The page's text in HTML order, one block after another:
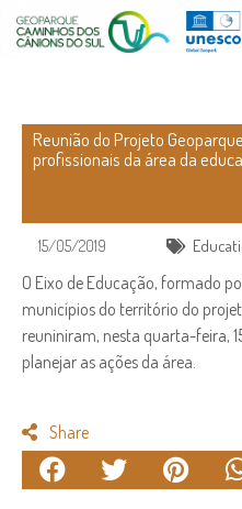
Reunião do Projeto
profissionais da área da
15/05/2019
O Eixo de Educação, formado
municípios do território do
reuniniram, nesta quarta-feira,
planejar as ações da área.
Share